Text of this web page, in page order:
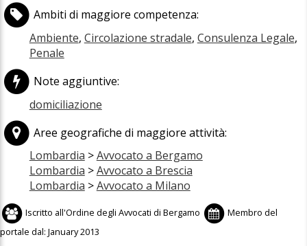
Ambiti di maggiore competenza:
Ambiente, Circolazione stradale, Consulenza Legale,
Penale
Note aggiuntive:
domiciliazione
Aree geografiche di maggiore attività:
Lombardia >Avvocato a Bergamo
Lombardia >Avvocato a Brescia
Lombardia >Avvocato a Milano
Iscritto all'Ordine degli Avvocati di Bergamo
Membro del
portale dal: January 2013